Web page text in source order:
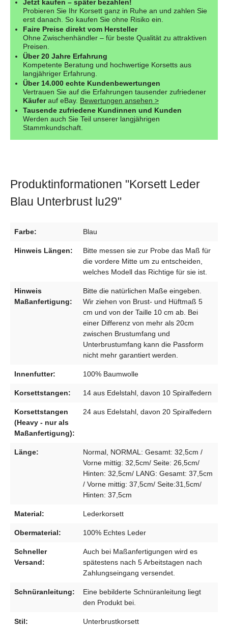
Jetzt kaufen – später bezahlen!
Probieren Sie Ihr Korsett ganz in Ruhe an und zahlen Sie
erst danach. So kaufen Sie ohne Risiko ein.
Faire Preise direkt vom Hersteller
Ohne Zwischenhändler – für beste Qualität zu attraktiven
Preisen.
Über 20 Jahre Erfahrung
Kompetente Beratung und hochwertige Korsetts aus
langjähriger Erfahrung.
Über 14.000 echte Kundenbewertungen
Vertrauen Sie auf die Erfahrungen tausender zufriedener
Käuferauf eBay. Bewertungen ansehen >
Tausende zufriedene Kundinnen und Kunden
Werden auch Sie Teil unserer langjährigen
Stammkundschaft.
Produktinformationen "Korsett Leder
Blau Unterbrust lu29"
Farbe: Blau
Hinweis Längen:
Bitte messen sie zur Probe das Maß für
die vordere Mitte um zu entscheiden,
welches Modell das Richtige für sie ist.
Hinweis
Maßanfertigung:
Bitte die natürlichen Maße eingeben.
Wir ziehen von Brust- und Hüftmaß 5
cm und von der Taille 10 cm ab. Bei
einer Differenz von mehr als 20cm
zwischen Brustumfang und
Unterbrustumfang kann die Passform
nicht mehr garantiert werden.
Innenfutter: 100% Baumwolle
Korsettstangen: 14 aus Edelstahl, davon 10 Spiralfedern
Korsettstangen
(Heavy - nur als
Maßanfertigung):
24 aus Edelstahl, davon 20 Spiralfedern
Länge:
Normal, NORMAL: Gesamt: 32,5cm /
Vorne mittig: 32,5cm/ Seite: 26,5cm/
Hinten: 32,5cm/ LANG: Gesamt: 37,5cm
/ Vorne mittig: 37,5cm/ Seite:31,5cm/
Hinten: 37,5cm
Material: Lederkorsett
Obermaterial: 100% Echtes Leder
Schneller
Versand:
Auch bei Maßanfertigungen wird es
spätestens nach 5 Arbeitstagen nach
Zahlungseingang versendet.
Schnüranleitung:
Eine bebilderte Schnüranleitung liegt
den Produkt bei.
Stil: Unterbrustkorsett